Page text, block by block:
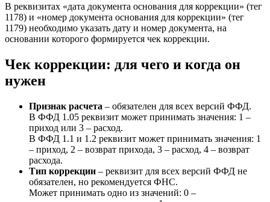
В реквизитах «дата документа основания для коррекции» (тег
1178) и «номер документа основания для коррекции» (тег
1179) необходимо указать дату и номер документа, на
основании которого формируется чек коррекции.
Чек коррекции: для чего и когда он
нужен
Признак расчета – обязателен для всех версий ФФД.
В ФФД 1.05 реквизит может принимать значения: 1 –
приход или 3 – расход.
В ФФД 1.1 и 1.2 реквизит может принимать значения: 1
– приход, 2 – возврат прихода, 3 – расход, 4 – возврат
расхода.
Тип коррекции – реквизит для всех версий ФФД не
обязателен, но рекомендуется ФНС.
Может принимать одно из значений: 0 –